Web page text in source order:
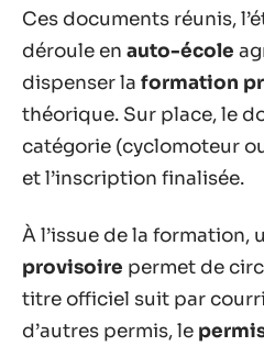
Ces documents réunis,
déroule en auto-école
dispenser la formation
théorique. Sur place, le
catégorie (cyclomoteur
et l’inscription finalisée.
À l’issue de la formation,
provisoire permet de
titre officiel suit par
d’autres permis, le